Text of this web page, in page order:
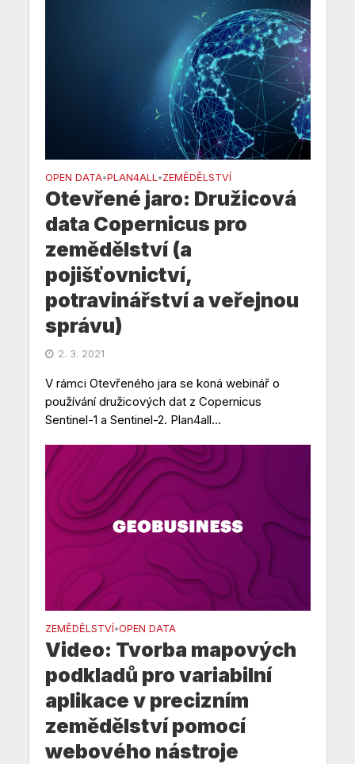
OPEN DATA•PLAN4ALL •ZEMĚDĚLSTVÍ
Otevřené jaro: Družicová
data Copernicus pro
zemědělství (a
pojišťovnictví,
potravinářství a veřejnou
správu)
2. 3. 2021
V rámci Otevřeného jara se koná webinář o
používání družicových dat z Copernicus
Sentinel-1 a Sentinel-2. Plan4all...
ZEMĚDĚLSTVÍ•OPEN DATA
Video: Tvorba mapových
podkladů pro variabilní
aplikace v precizním
zemědělství pomocí
webového nástroje